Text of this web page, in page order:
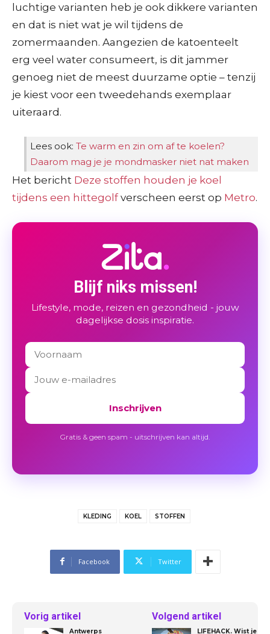
luchtige varianten heb je ook dikkere varianten
en dat is niet wat je wil tijdens de
zomermaanden. Aangezien de katoenteelt
erg veel water consumeert, is dit jammer
genoeg niet de meest duurzame optie – tenzij
je kiest voor een tweedehands exemplaar
uiteraard.
Lees ook: Te warm en zin om af te koelen?
Daarom mag je je mondmasker niet nat maken
Het bericht Deze stoffen houden je koel
tijdens een hittegolfverscheen eerst op Metro.
Blijf niks missen!
Lifestyle, mode, reizen en gezondheid - jouw
dagelijkse dosis inspiratie.
Inschrijven
Gratis & geen spam - uitschrijven kan altijd.
KLEDING KOEL STOFFEN
Facebook Twitter
Vorig artikel
Antwerps
Volgend artikel
LIFEHACK. Wist je